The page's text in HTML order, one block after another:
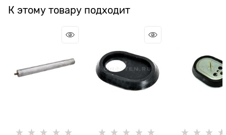
К этому товару подходит